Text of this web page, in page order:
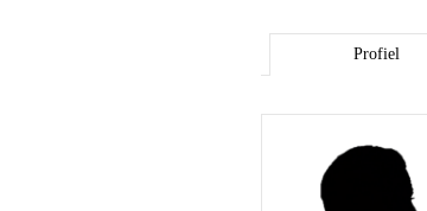
Profiel